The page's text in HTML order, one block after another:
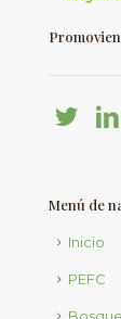
Menú de
Inicio
PEFC